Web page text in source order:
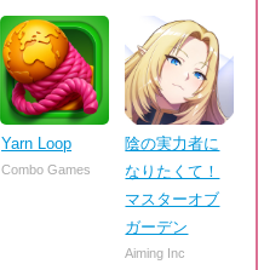
Yarn Loop
Combo Games
陰の実力者に
なりたくて！
マスターオブ
ガーデン
Aiming Inc